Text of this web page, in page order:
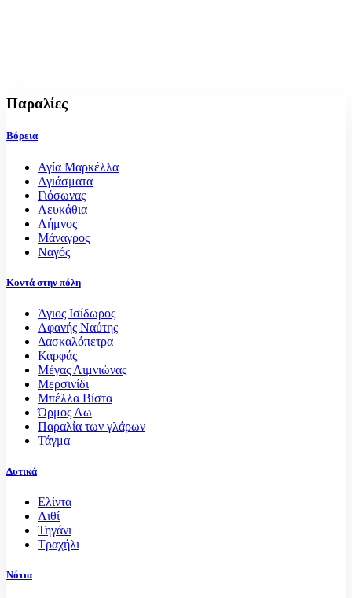
Παραλίες
Βόρεια
Αγία Μαρκέλλα
Αγιάσματα
Γιόσωνας
Λευκάθια
Λήμνος
Μάναγρος
Ναγός
Κοντά στην πόλη
Άγιος Ισίδωρος
Αφανής Ναύτης
Δασκαλόπετρα
Καρφάς
Μέγας Λιμνιώνας
Μερσινίδι
Μπέλλα Βίστα
Όρμος Λω
Παραλία των γλάρων
Τάγμα
Δυτικά
Ελίντα
Λιθί
Τηγάνι
Τραχήλι
Νότια